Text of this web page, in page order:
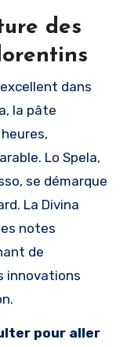
des
dans
la pâte
Lo Spela,
se démarque
La Divina
notes
de
innovations
pour aller